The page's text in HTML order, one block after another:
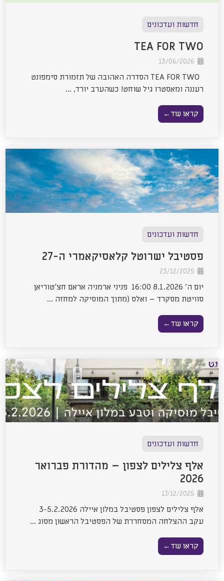
חדשות ועדכונים
TEA FOR TWO
TEA FOR TWO ‏הסדרה האהובה של תזמורת סימפונט
רעננה ומאסטרו גיל שוחט! כשהערב יורד, ...
קראו עוד←
חדשות ועדכונים
פסטיבל ישרוטל קלאסיקאמרי ה-27
יום ה' 8.1.2026 16:00 פניני ארמניה אראם חצ’טוריאן
סוויטת מסקרד – ואלס (מתוך המוסיקה למחזה ...
קראו עוד←
חדשות ועדכונים
אלף צלילים לצפון – מהדורת פברואר
2026
עקב ההצלחה המסחררת של הפסטיבל הראשון מסוג ...
קראו עוד←